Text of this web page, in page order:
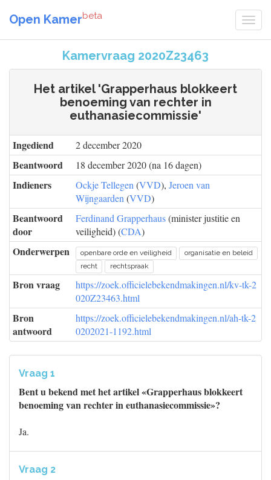
Open Kamerbeta
Kamervraag 2020Z23463
Het artikel 'Grapperhaus blokkeert
benoeming van rechter in
euthanasiecommissie'
Ingediend 2 december 2020
Beantwoord 18 december 2020 (na 16 dagen)
Indieners Ockje Tellegen (VVD), Jeroen van
Wijngaarden (VVD)
Beantwoord
door
Ferdinand Grapperhaus(minister justitie en
veiligheid) (CDA)
Onderwerpen openbare orde en veiligheid
organisatie en beleid
recht
rechtspraak
Bron vraag
https://zoek.officielebekendmakingen.nl/kv-tk-2
020Z23463.html
Bron
antwoord
https://zoek.officielebekendmakingen.nl/ah-tk-2
0202021-1192.html
Vraag 1
Bent u bekend met het artikel «Grapperhaus blokkeert
benoeming van rechter in euthanasiecommissie»?
Ja.
Vraag 2